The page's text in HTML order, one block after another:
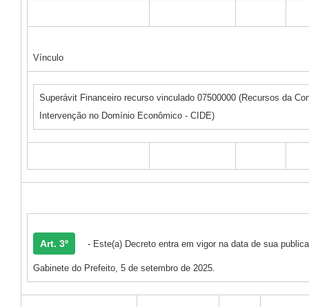
Vínculo
Superávit Financeiro recurso vinculado 07500000 (Recursos da
Intervenção no Domínio Econômico - CIDE)
Art. 3º - Este(a) Decreto entra em vigor na data de sua
Gabinete do Prefeito, 5 de setembro de 2025.